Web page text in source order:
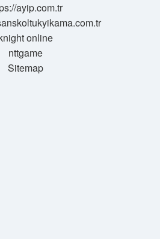
ayip.com.tr
online
nttgame
Sitemap